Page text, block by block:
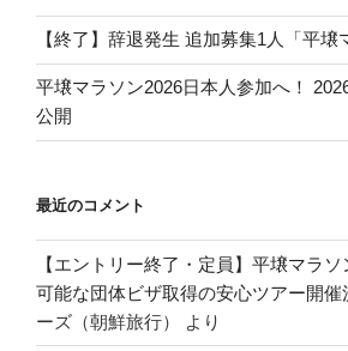
【終了】辞退発生 追加募集1人「平壌
平壌マラソン2026日本人参加へ！
公開
最近のコメント
【エントリー終了・定員】平壌マラ
可能な団体ビザ取得の安心ツアー開催
ーズ（朝鮮旅行）
より